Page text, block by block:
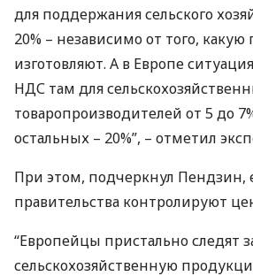
для поддержания сельского
20% – независимо от того,
изготовляют. А в Европе
НДС там для
товаропроизводителей от 5 до
остальных – 20%”, – отметил
При этом, подчеркнул Пендзин,
правительства контролируют
“Европейцы пристально следят
сельскохозяйственную